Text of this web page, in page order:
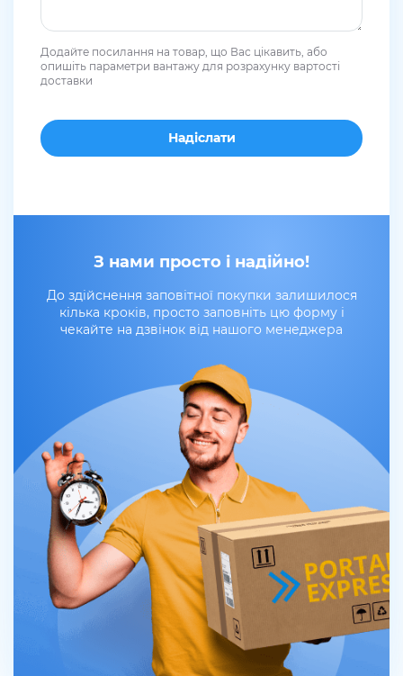
З нами просто і надійно!
До здійснення заповітної покупки залишилося
кілька кроків, просто заповніть цю форму і
чекайте на дзвінок від нашого менеджера
Додайте посилання на товар, що Вас цікавить, або
опишіть параметри вантажу для розрахунку вартості
доставки